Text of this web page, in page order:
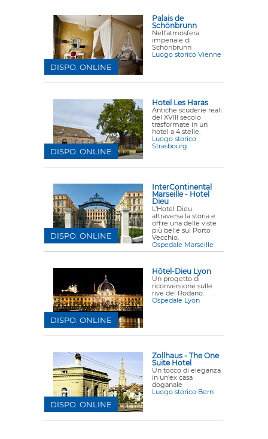
Palais de
Schönbrunn
Nell'atmosfera
imperiale di
Schönbrunn
Luogo storico Vienne
DISPO. ONLINE
Hotel Les Haras
Antiche scuderie reali
del XVIII secolo
trasformate in un
hotel a 4 stelle.
Luogo storico
Strasbourg
DISPO. ONLINE
InterContinental
Marseille - Hotel
Dieu
L'Hotel Dieu
attraversa la storia e
offre una delle viste
più belle sul Porto
Vecchio.
Ospedale Marseille
DISPO. ONLINE
Hôtel-Dieu Lyon
Un progetto di
riconversione sulle
rive del Rodano.
Ospedale Lyon
DISPO. ONLINE
Zollhaus - The One
Suite Hotel
Un tocco di eleganza
in un'ex casa
doganale
Luogo storico Bern
DISPO. ONLINE